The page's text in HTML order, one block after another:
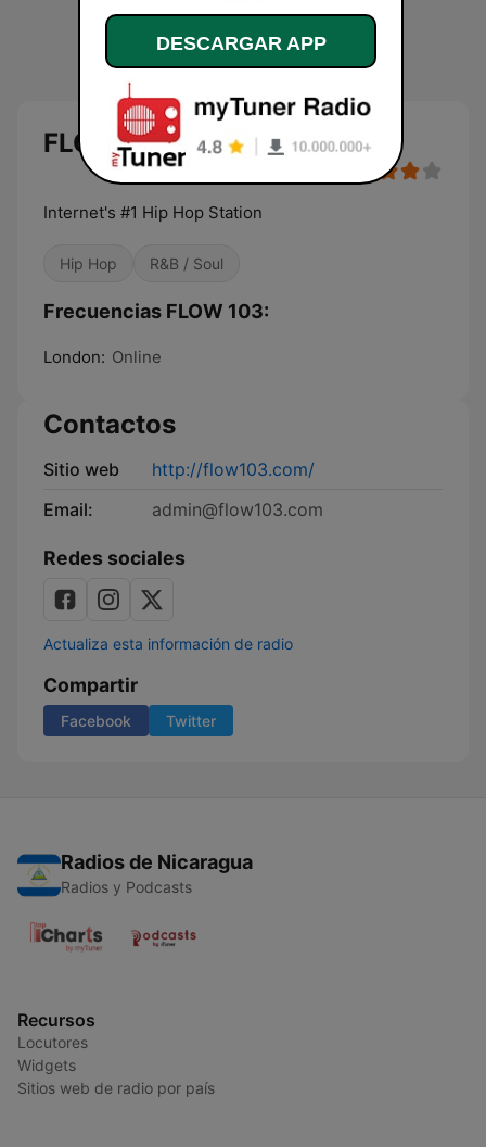
FLOW 103
Internet's #1 Hip Hop Station
Hip Hop R&B / Soul
Frecuencias FLOW 103:
London: Online
Contactos
Sitio web
http://flow103.com/
Email:
admin@flow103.com
Redes sociales
Actualiza esta información de radio
Compartir
Facebook Twitter
Radios de Nicaragua
Radios y Podcasts
Recursos
Locutores
Widgets
Sitios web de radio por país
DESCARGAR APP